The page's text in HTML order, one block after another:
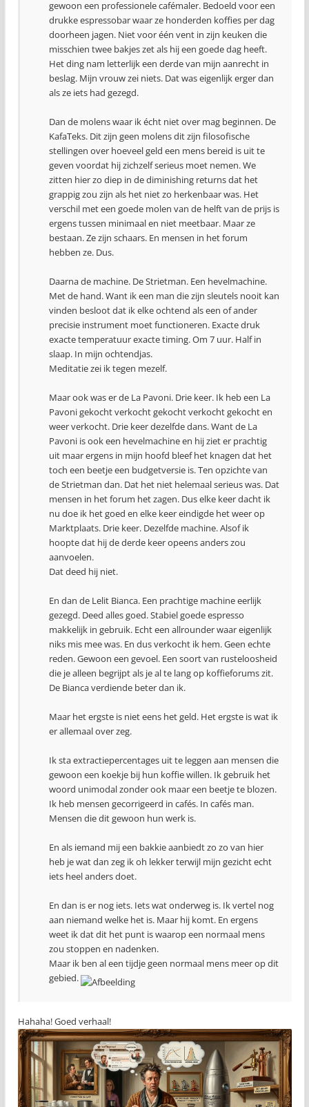
gewoon een professionele cafémaler. Bedoeld voor een
drukke espressobar waar ze honderden koffies per dag
doorheen jagen. Niet voor één vent in zijn keuken die
misschien twee bakjes zet als hij een goede dag heeft.
Het ding nam letterlijk een derde van mijn aanrecht in
beslag. Mijn vrouw zei niets. Dat was eigenlijk erger dan
als ze iets had gezegd.
Dan de molens waar ik écht niet over mag beginnen. De
KafaTeks. Dit zijn geen molens dit zijn filosofische
stellingen over hoeveel geld een mens bereid is uit te
geven voordat hij zichzelf serieus moet nemen. We
zitten hier zo diep in de diminishing returns dat het
grappig zou zijn als het niet zo herkenbaar was. Het
verschil met een goede molen van de helft van de prijs is
ergens tussen minimaal en niet meetbaar. Maar ze
bestaan. Ze zijn schaars. En mensen in het forum
hebben ze. Dus.
Daarna de machine. De Strietman. Een hevelmachine.
Met de hand. Want ik een man die zijn sleutels nooit kan
vinden besloot dat ik elke ochtend als een of ander
precisie instrument moet functioneren. Exacte druk
exacte temperatuur exacte timing. Om 7 uur. Half in
slaap. In mijn ochtendjas.
Meditatie zei ik tegen mezelf.
Maar ook was er de La Pavoni. Drie keer. Ik heb een La
Pavoni gekocht verkocht gekocht verkocht gekocht en
weer verkocht. Drie keer dezelfde dans. Want de La
Pavoni is ook een hevelmachine en hij ziet er prachtig
uit maar ergens in mijn hoofd bleef het knagen dat het
toch een beetje een budgetversie is. Ten opzichte van
de Strietman dan. Dat het niet helemaal serieus was. Dat
mensen in het forum het zagen. Dus elke keer dacht ik
nu doe ik het goed en elke keer eindigde het weer op
Marktplaats. Drie keer. Dezelfde machine. Alsof ik
hoopte dat hij de derde keer opeens anders zou
aanvoelen.
Dat deed hij niet.
En dan de Lelit Bianca. Een prachtige machine eerlijk
gezegd. Deed alles goed. Stabiel goede espresso
makkelijk in gebruik. Echt een allrounder waar eigenlijk
niks mis mee was. En dus verkocht ik hem. Geen echte
reden. Gewoon een gevoel. Een soort van rusteloosheid
die je alleen begrijpt als je al te lang op koffieforums zit.
De Bianca verdiende beter dan ik.
Maar het ergste is niet eens het geld. Het ergste is wat ik
er allemaal over zeg.
Ik sta extractiepercentages uit te leggen aan mensen die
gewoon een koekje bij hun koffie willen. Ik gebruik het
woord unimodal zonder ook maar een beetje te blozen.
Ik heb mensen gecorrigeerd in cafés. In cafés man.
Mensen die dit gewoon hun werk is.
En als iemand mij een bakkie aanbiedt zo zo van hier
heb je wat dan zeg ik oh lekker terwijl mijn gezicht echt
iets heel anders doet.
En dan is er nog iets. Iets wat onderweg is. Ik vertel nog
aan niemand welke het is. Maar hij komt. En ergens
weet ik dat dit het punt is waarop een normaal mens
zou stoppen en nadenken.
Maar ik ben al een tijdje geen normaal mens meer op dit
gebied.
Hahaha! Goed verhaal!